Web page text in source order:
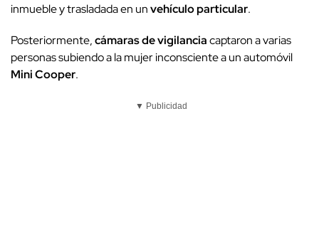
inmueble y trasladada en unvehículo particular.
Posteriormente,cámaras de vigilanciacaptaron a varias
personas subiendo a la mujer inconsciente a un automóvil
Mini Cooper.
▼ Publicidad